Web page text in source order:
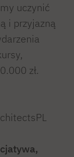
uczynić
i przyjazną
zł.